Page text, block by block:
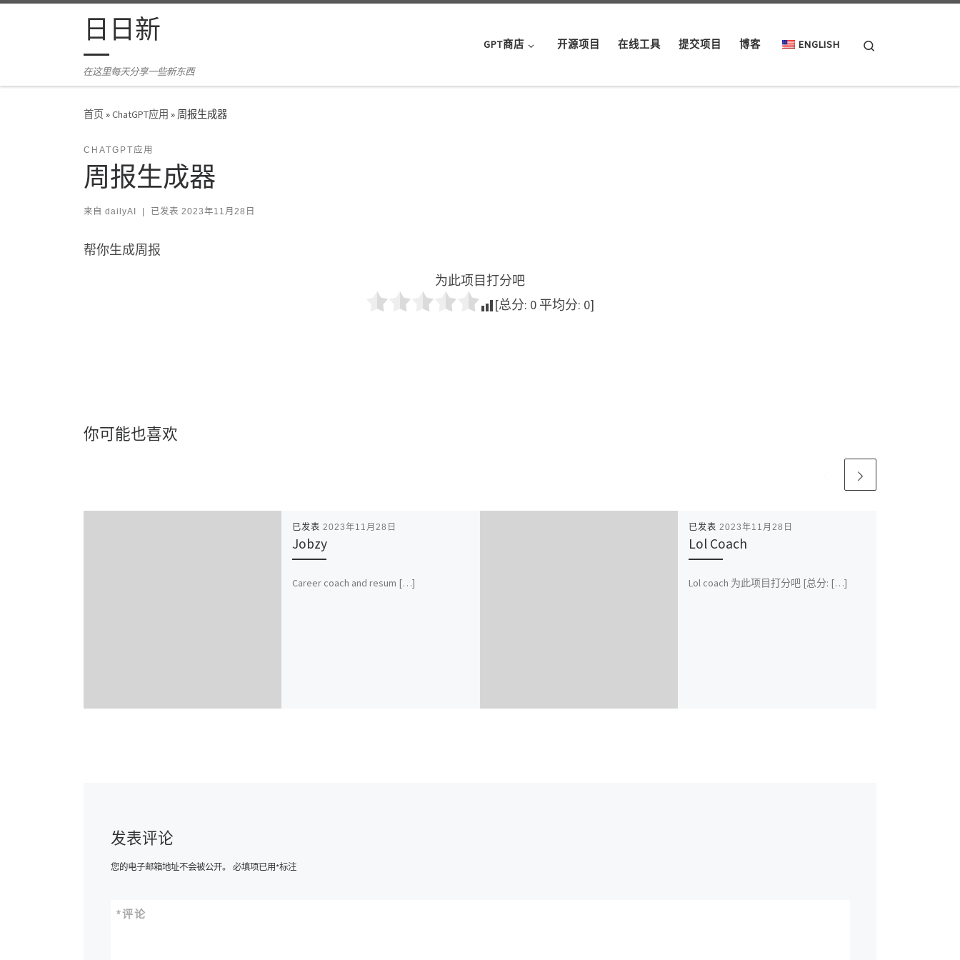
Skip to content日日新
在这里每天分享一些新东西
GPT商店 开源项目 在线工具 提交项目 博客 ENGLISH
首页»ChatGPT应用 » 周报生成器
CHATGPT应用
周报生成器
来自 dailyAI 已发表 2023年11月28日
帮你生成周报
为此项目打分吧
[总分: 0 平均分: 0]
你可能也喜欢
已发表 2023年11月28日
Jobzy
Career coach and resum […]
已发表 2023年11月28日
Lol Coach
Lol coach 为此项目打分吧 [总分: […]
发表评论
您的电子邮箱地址不会被公开。 必填项已用*标注
评论
*